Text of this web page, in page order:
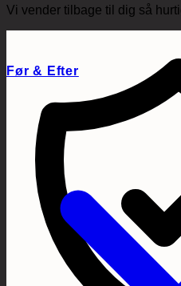
Før & Efter
Vi vender tilbage til dig så